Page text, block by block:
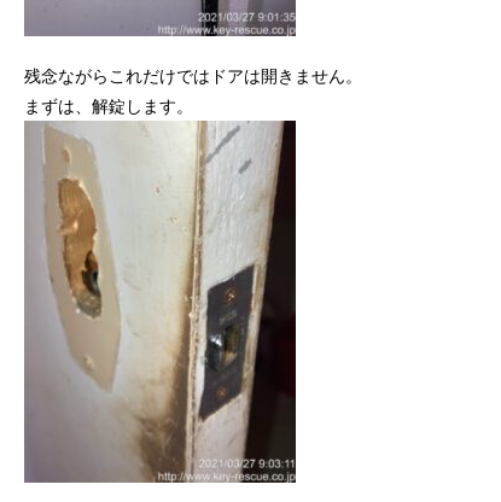
残念ながらこれだけではドアは開きません。
まずは、解錠します。